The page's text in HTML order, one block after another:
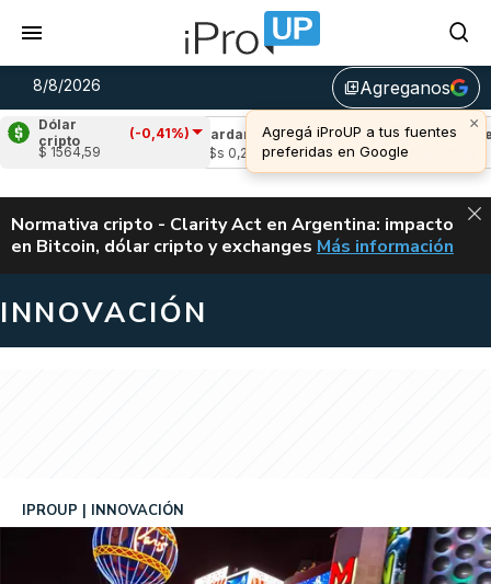
8/8/2026 library_addAgreganos
×
Agregá iProUP a tus fuentes
preferidas en Google
Dólar
cripto
(-0,41%)
$ 1564,59
(-1,00%)
Cardano (-0,47%)
u$s 0,20
Avalanche
u$s 6,49
ALERTA
Normativa cripto - Clarity Act en Argentina: impacto
en Bitcoin, dólar cripto y exchanges CLARITY ACT EN
Más información
INNOVACIÓN
IPROUP INNOVACIÓN